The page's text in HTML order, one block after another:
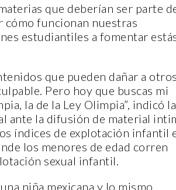
que deberían ser parte
cómo funcionan nuestras
estudiantiles a fomentar
que pueden dañar a otros.
Pero hoy que buscas mi
la de la Ley Olimpia”, indicó la
ante la difusión de material
índices de explotación infantil
los menores de edad corren
sexual infantil.
niña mexicana y lo mismo